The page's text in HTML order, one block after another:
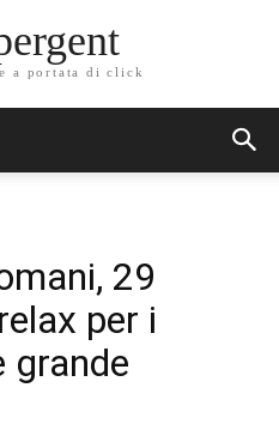
a portata di click
29
per i
grande